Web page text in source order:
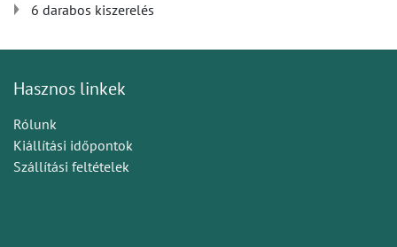
6 darabos kiszerelés
Hasznos linkek
Rólunk
Kiállítási időpontok
Szállítási feltételek